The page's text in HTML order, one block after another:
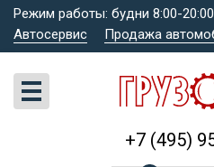
Режим работы: будни 8:00-
Автосервис
Продажа
+7 (495)